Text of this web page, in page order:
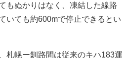
もぬかりはなく、凍結した線路
いても約600mで停止できるとい
札幌ー釧路間は従来のキハ183運